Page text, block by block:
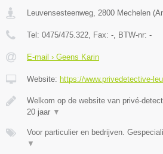
Leuvensesteenweg, 2800 Mechelen (
Tel: 0475/475.322, Fax: -, BTW-nr: -
E-mail › Geens Karin
Website: https://www.privedetective-
Welkom op de website van privé-
20 jaar ▼
Voor particulier en bedrijven.
▼